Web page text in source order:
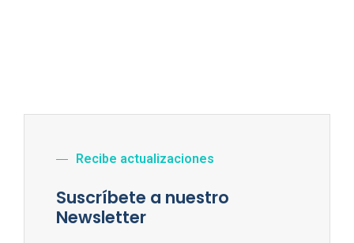
Recibe actualizaciones
Suscríbete a nuestro
Newsletter